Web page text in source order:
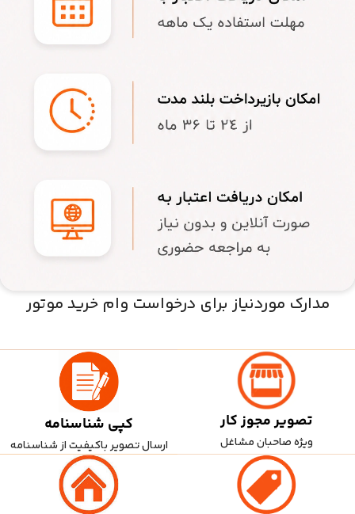
مدارک موردنیاز برای درخواست وام خرید موتور
تصویر مجوز کار
ویژه صاحبان مشاغل
کپی شناسنامه
ارسال تصویر باکیفیت از شناسنامه